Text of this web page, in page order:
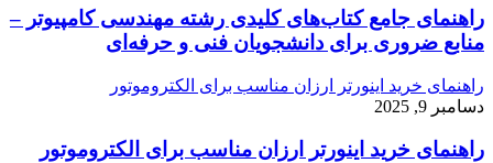
راهنمای جامع کتاب‌های کلیدی رشته مهندسی کامپیوتر –
منابع ضروری برای دانشجویان فنی و حرفه‌ای
راهنمای خرید اینورتر ارزان مناسب برای الکتروموتور
دسامبر 9, 2025
راهنمای خرید اینورتر ارزان مناسب برای الکتروموتور